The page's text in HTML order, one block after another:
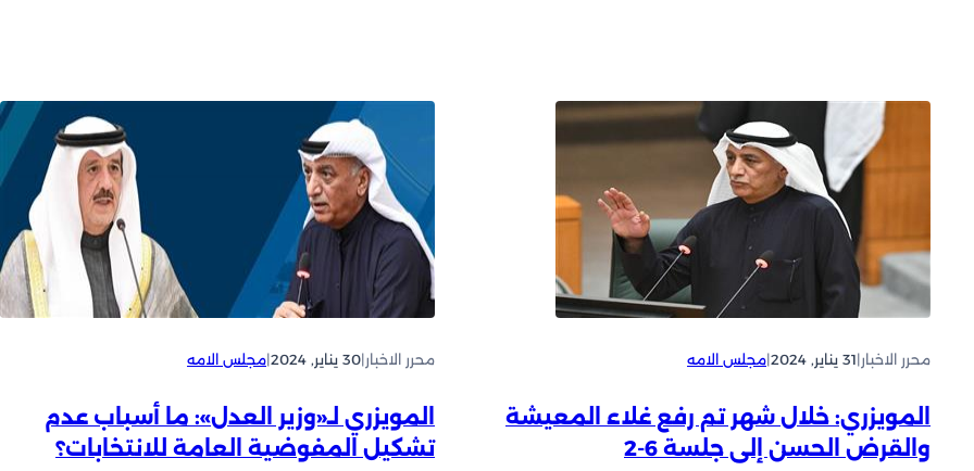
محرر الاخبار|31 يناير, 2024 |مجلس الامه
المويزري: خلال شهر تم رفع غلاء المعيشة
والقرض الحسن إلى جلسة 6-2
محرر الاخبار|30 يناير, 2024 |مجلس الامه
المويزري لـ«وزير العدل»: ما أسباب عدم
تشكيل المفوضية العامة للانتخابات؟